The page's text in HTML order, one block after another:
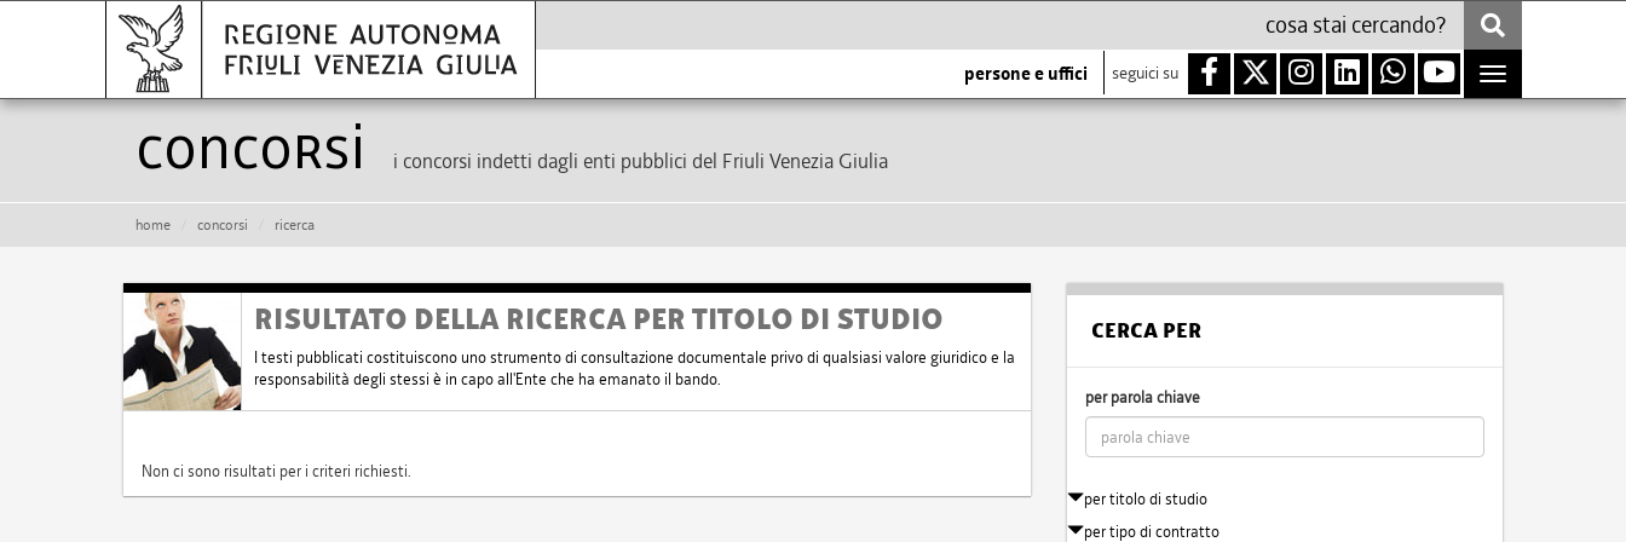
persone e uffici seguici su
Toggle
navigation
Concorsi i concorsi indetti dagli enti pubblici del Friuli Venezia Giulia
home concorsi ricerca
RISULTATO DELLA RICERCA PER TITOLO DI STUDIO
I testi pubblicati costituiscono uno strumento di consultazione documentale privo di qualsiasi valore giuridico e la
responsabilità degli stessi è in capo all'Ente che ha emanato il bando.
Non ci sono risultati per i criteri richiesti.
CERCA PER
per parola chiave
per titolo di studio
per tipo di contratto